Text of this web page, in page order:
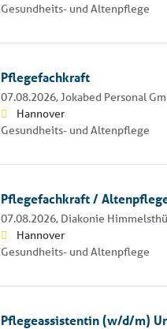
Gesundheits- und Altenpflege
Pflegefachkraft
07.08.2026, Jokabed Personal
Hannover
Gesundheits- und Altenpflege
Pflegefachkraft /
07.08.2026, Diakonie
Hannover
Gesundheits- und Altenpflege
Pflegeassistentin (w/d/m)